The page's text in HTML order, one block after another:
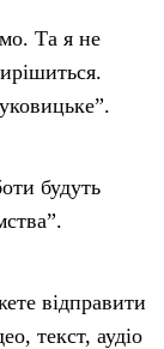
Та я не
будуть
відправити
текст, аудіо